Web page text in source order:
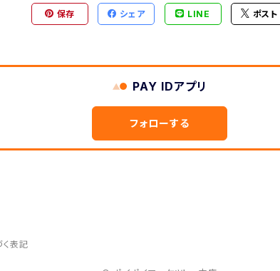
保存 シェア LINE ポスト
PAY IDアプリ
フォローする
表記